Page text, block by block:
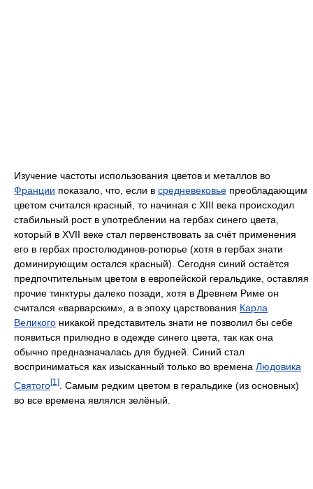
Изучение частоты использования цветов и металлов во
Франции показало, что, если в средневековье преобладающим
цветом считался красный, то начиная с XIII века происходил
стабильный рост в употреблении на гербах синего цвета,
который в XVII веке стал первенствовать за счёт применения
его в гербах простолюдинов-ротюрье (хотя в гербах знати
доминирующим остался красный). Сегодня синий остаётся
предпочтительным цветом в европейской геральдике, оставляя
прочие тинктуры далеко позади, хотя в Древнем Риме он
считался «варварским», а в эпоху царствования Карла
Великого никакой представитель знати не позволил бы себе
появиться прилюдно в одежде синего цвета, так как она
обычно предназначалась для будней. Синий стал
восприниматься как изысканный только во времена Людовика
Святого[1]
. Самым редким цветом в геральдике (из основных)
во все времена являлся зелёный.